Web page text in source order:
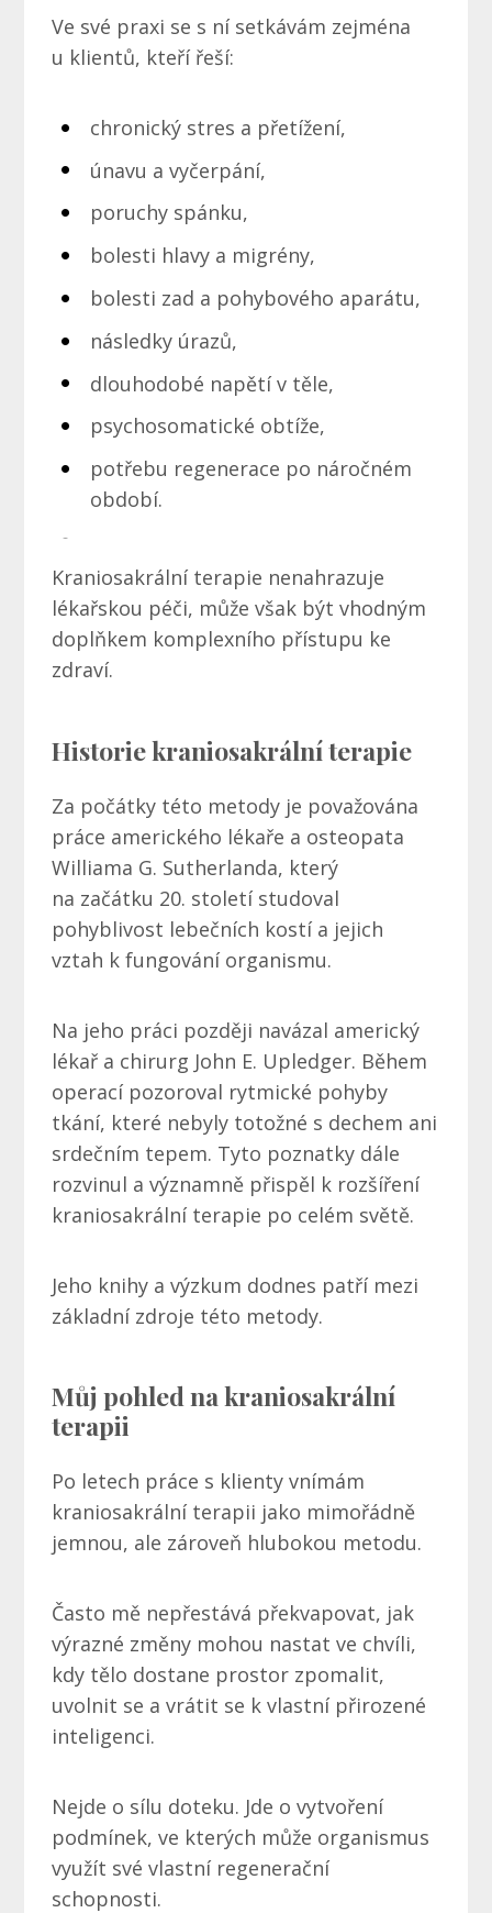
Ve své praxi se s ní setkávám zejména
u klientů, kteří řeší:
chronický stres a přetížení,
únavu a vyčerpání,
poruchy spánku,
bolesti hlavy a migrény,
bolesti zad a pohybového aparátu,
následky úrazů,
dlouhodobé napětí v těle,
psychosomatické obtíže,
potřebu regenerace po náročném
období.
Kraniosakrální terapie nenahrazuje
lékařskou péči, může však být vhodným
doplňkem komplexního přístupu ke
zdraví.
Historie kraniosakrální terapie
Za počátky této metody je považována
práce amerického lékaře a osteopata
Williama G. Sutherlanda, který
na začátku 20. století studoval
pohyblivost lebečních kostí a jejich
vztah k fungování organismu.
Na jeho práci později navázal americký
lékař a chirurg John E. Upledger. Během
operací pozoroval rytmické pohyby
tkání, které nebyly totožné s dechem ani
srdečním tepem. Tyto poznatky dále
rozvinul a významně přispěl k rozšíření
kraniosakrální terapie po celém světě.
Jeho knihy a výzkum dodnes patří mezi
základní zdroje této metody.
Můj pohled na kraniosakrální
terapii
Po letech práce s klienty vnímám
kraniosakrální terapii jako mimořádně
jemnou, ale zároveň hlubokou metodu.
Často mě nepřestává překvapovat, jak
výrazné změny mohou nastat ve chvíli,
kdy tělo dostane prostor zpomalit,
uvolnit se a vrátit se k vlastní přirozené
inteligenci.
Nejde o sílu doteku. Jde o vytvoření
podmínek, ve kterých může organismus
využít své vlastní regenerační
schopnosti.